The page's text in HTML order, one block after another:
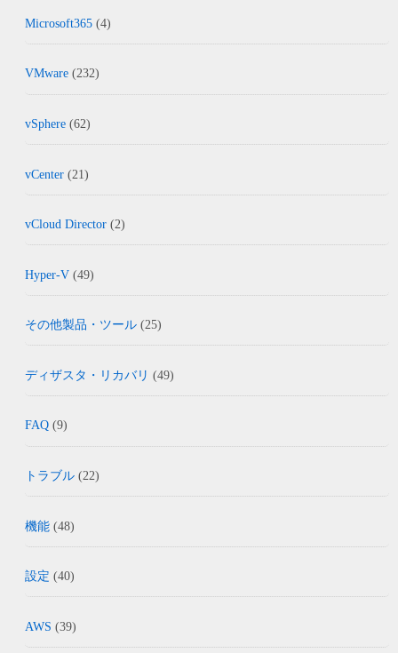
Microsoft365 (4)
VMware (232)
vSphere (62)
vCenter (21)
vCloud Director (2)
Hyper-V (49)
その他製品・ツール (25)
ディザスタ・リカバリ (49)
FAQ (9)
トラブル (22)
機能 (48)
設定 (40)
AWS (39)